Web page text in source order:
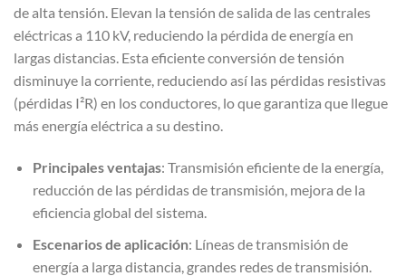
de alta tensión. Elevan la tensión de salida de las centrales
eléctricas a 110 kV, reduciendo la pérdida de energía en
largas distancias. Esta eficiente conversión de tensión
disminuye la corriente, reduciendo así las pérdidas resistivas
(pérdidas I²R) en los conductores, lo que garantiza que llegue
más energía eléctrica a su destino.
Principales ventajas: Transmisión eficiente de la energía,
reducción de las pérdidas de transmisión, mejora de la
eficiencia global del sistema.
Escenarios de aplicación: Líneas de transmisión de
energía a larga distancia, grandes redes de transmisión.